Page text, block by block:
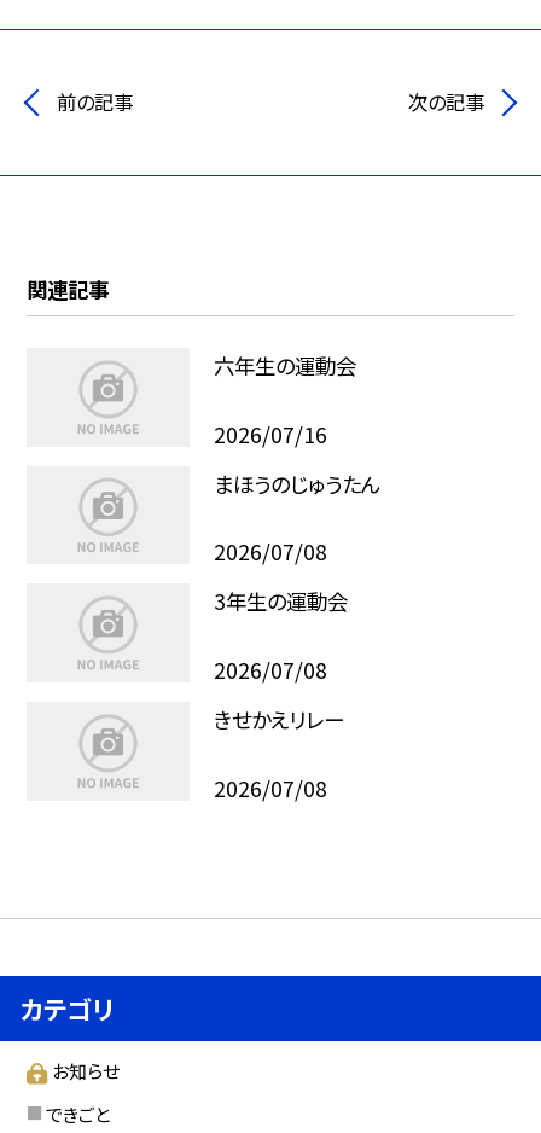
前の記事 次の記事
関連記事
六年生の運動会
2026/07/16
まほうのじゅうたん
2026/07/08
3年生の運動会
2026/07/08
きせかえリレー
2026/07/08
カテゴリ
お知らせ
できごと